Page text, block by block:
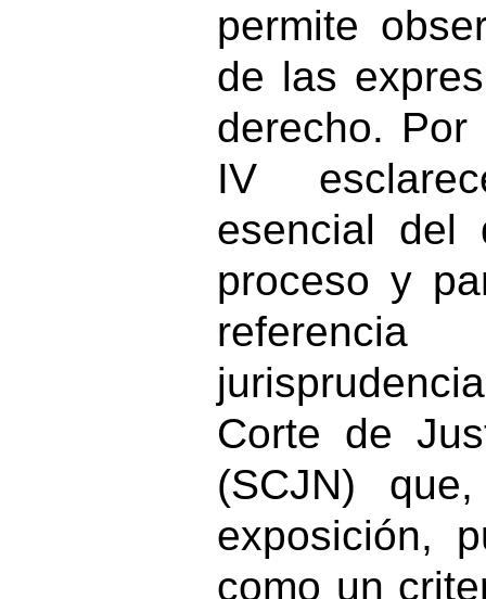
permite
de las
derecho. Por
IV
esencial del
proceso y
referencia
Corte de
(SCJN)
exposición,
como un